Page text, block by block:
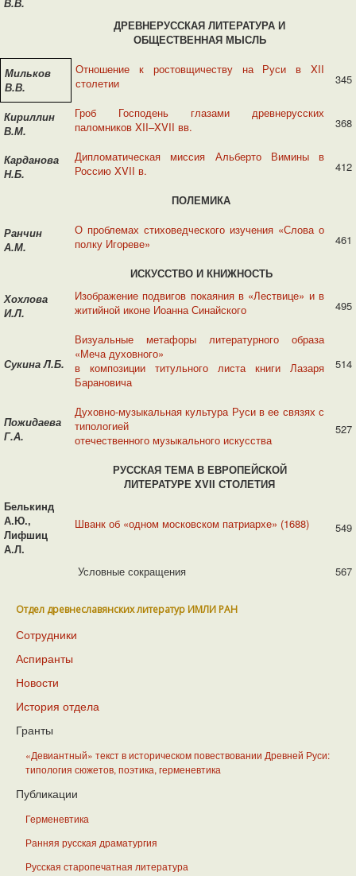
ДРЕВНЕРУССКАЯ ЛИТЕРАТУРА И
ОБЩЕСТВЕННАЯ МЫСЛЬ
Мильков
В.В.
Отношение к ростовщичеству на Руси в XII
столетии
345
Кириллин
В.М.
Гроб Господень глазами древнерусских
паломников XII–XVII вв.
368
Карданова
Н.Б.
Дипломатическая миссия Альберто Вимины в
Россию XVII в.
412
ПОЛЕМИКА
Ранчин
А.М.
О проблемах стиховедческого изучения «Слова о
полку Игореве»
461
ИСКУССТВО И КНИЖНОСТЬ
Хохлова
И.Л.
Изображение подвигов покаяния в «Лествице» и в
житийной иконе Иоанна Синайского
495
Сукина Л.Б.
Визуальные метафоры литературного образа
«Меча духовного»
в композиции титульного листа книги Лазаря
Барановича
514
Пожидаева
Г.А.
Духовно-музыкальная культура Руси в ее связях с
типологией
отечественного музыкального искусства
527
РУССКАЯ ТЕМА В ЕВРОПЕЙСКОЙ
ЛИТЕРАТУРЕ XVII СТОЛЕТИЯ
Белькинд
А.Ю.,
Лифшиц
А.Л.
Шванк об «одном московском патриархе» (1688) 549
Условные сокращения 567
Отдел древнеславянских литератур ИМЛИ РАН
Сотрудники
Аспиранты
Новости
История отдела
Гранты
«Девиантный» текст в историческом повествовании Древней Руси:
типология сюжетов, поэтика, герменевтика
Публикации
Герменевтика
Ранняя русская драматургия
Русская старопечатная литература